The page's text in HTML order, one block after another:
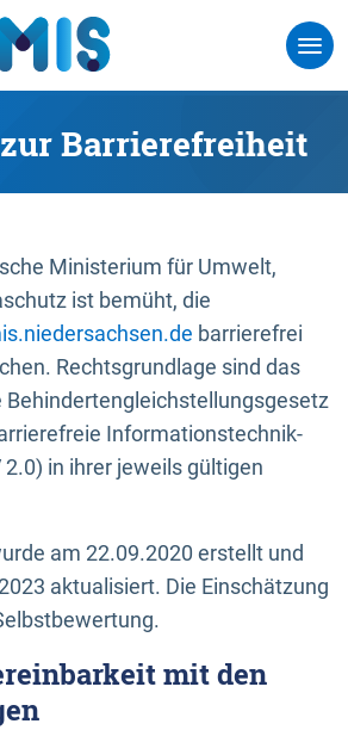
Barrierefreiheit
Ministerium für Umwelt,
ist bemüht, die
barrierefrei
Rechtsgrundlage sind das
Behindertengleichstellungsgesetz
Informationstechnik-
in ihrer jeweils gültigen
am 22.09.2020 erstellt und
aktualisiert. Die Einschätzung
mit den